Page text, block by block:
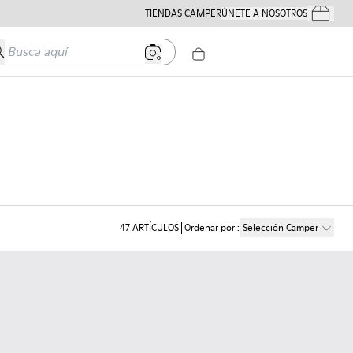
TIENDAS CAMPERÚNETE A NOSOTROSTus
aquí
47ARTÍCULOS Ordenar por: Selección Camper